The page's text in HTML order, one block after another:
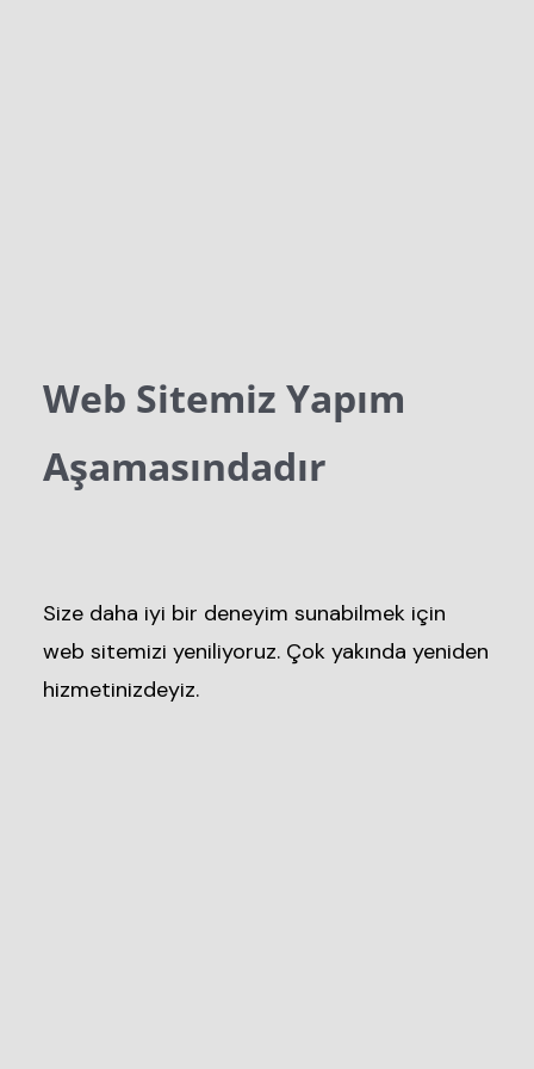
Web Sitemiz Yapım
Aşamasındadır
Size daha iyi bir deneyim sunabilmek için
web sitemizi yeniliyoruz. Çok yakında yeniden
hizmetinizdeyiz.